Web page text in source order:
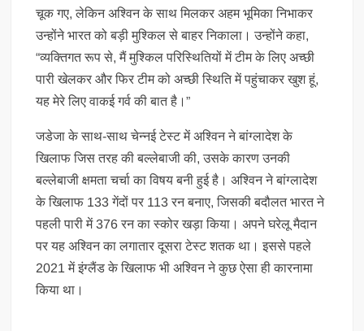
चूक गए, लेकिन अश्विन के साथ मिलकर अहम भूमिका निभाकर
उन्होंने भारत को बड़ी मुश्किल से बाहर निकाला। उन्होंने कहा,
“व्यक्तिगत रूप से, मैं मुश्किल परिस्थितियों में टीम के लिए अच्छी
पारी खेलकर और फिर टीम को अच्छी स्थिति में पहुंचाकर खुश हूं,
यह मेरे लिए वाकई गर्व की बात है।”
जडेजा के साथ-साथ चेन्नई टेस्ट में अश्विन ने बांग्लादेश के
खिलाफ जिस तरह की बल्लेबाजी की, उसके कारण उनकी
बल्लेबाजी क्षमता चर्चा का विषय बनी हुई है। अश्विन ने बांग्लादेश
के खिलाफ 133 गेंदों पर 113 रन बनाए, जिसकी बदौलत भारत ने
पहली पारी में 376 रन का स्कोर खड़ा किया। अपने घरेलू मैदान
पर यह अश्विन का लगातार दूसरा टेस्ट शतक था। इससे पहले
2021 में इंग्लैंड के खिलाफ भी अश्विन ने कुछ ऐसा ही कारनामा
किया था।